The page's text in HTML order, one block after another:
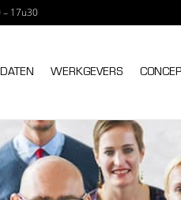
– 17u30
– A
WERKGEVERS